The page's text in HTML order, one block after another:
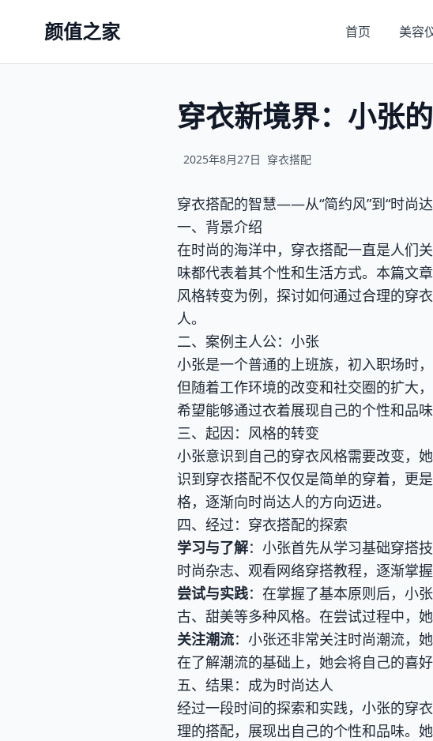
颜值之家 首页 美容
穿衣新境界：小张
2025年8月27日 穿衣搭配
穿衣搭配的智慧——从“简约风”到“时尚
一、背景介绍
在时尚的海洋中，穿衣搭配一直是人们
味都代表着其个性和生活方式。本篇
风格转变为例，探讨如何通过合理的穿
人。
二、案例主人公：小张
小张是一个普通的上班族，初入职场时
但随着工作环境的改变和社交圈的扩大
希望能够通过衣着展现自己的个性和品味
三、起因：风格的转变
小张意识到自己的穿衣风格需要改变，
识到穿衣搭配不仅仅是简单的穿着，更
格，逐渐向时尚达人的方向迈进。
四、经过：穿衣搭配的探索
学习与了解：小张首先从学习基础穿搭
时尚杂志、观看网络穿搭教程，逐渐掌
尝试与实践：在掌握了基本原则后，小
古、甜美等多种风格。在尝试过程中，
关注潮流：小张还非常关注时尚潮流，
在了解潮流的基础上，她会将自己的喜
五、结果：成为时尚达人
经过一段时间的探索和实践，小张的穿
理的搭配，展现出自己的个性和品味。